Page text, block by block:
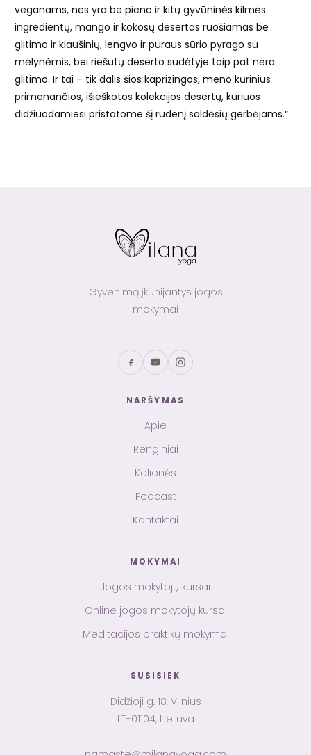
veganams, nes yra be pieno ir kitų gyvūninės kilmės
ingredientų, mango ir kokosų desertas ruošiamas be
glitimo ir kiaušinių, lengvo ir puraus sūrio pyrago su
mėlynėmis, bei riešutų deserto sudėtyje taip pat nėra
glitimo. Ir tai – tik dalis šios kaprizingos, meno kūrinius
primenančios, išieškotos kolekcijos desertų, kuriuos
didžiuodamiesi pristatome šį rudenį saldėsių gerbėjams.“
Gyvenimą įkūnijantys jogos
mokymai
NARŠYMAS
Apie
Renginiai
Kelionės
Podcast
Kontaktai
MOKYMAI
Jogos mokytojų kursai
Online jogos mokytojų kursai
Meditacijos praktikų mokymai
SUSISIEK
Didžioji g. 18, Vilnius
LT-01104, Lietuva